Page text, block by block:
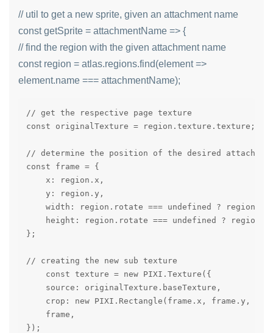
// util to get a new sprite, given an attachment name
const getSprite = attachmentName => {
// find the region with the given attachment name
const region = atlas.regions.find(element =>
element.name === attachmentName);
// get the respective page texture
const originalTexture = region.texture.texture;
// determine the position of the desired
const frame = {
    x: region.x,
    y: region.y,
width: region.rotate === undefined ?
height: region.rotate === undefined ?
};
// creating the new sub texture
    const texture = new PIXI.Texture({
    source: originalTexture.baseTexture,
crop: new PIXI.Rectangle(frame.x, frame.y,
    frame,
});